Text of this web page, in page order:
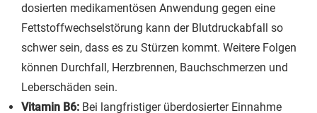
dosierten medikamentösen Anwendung gegen eine
Fettstoffwechselstörung kann der Blutdruckabfall so
schwer sein, dass es zu Stürzen kommt. Weitere Folgen
können Durchfall, Herzbrennen, Bauchschmerzen und
Leberschäden sein.
Vitamin B6: Bei langfristiger überdosierter Einnahme